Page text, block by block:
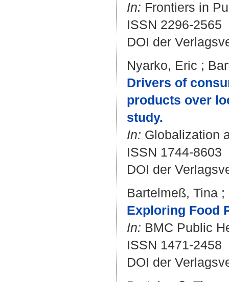
In: Frontiers in
ISSN 2296-2565
DOI der
Nyarko, Eric ;
Drivers of
products over
study.
In: Globalization
ISSN 1744-8603
DOI der
Bartelmeß, Tina ;
Exploring Food
In: BMC Public
ISSN 1471-2458
DOI der